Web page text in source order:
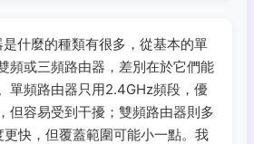
什麼的種類有很多，從基本的單
頻或三頻路由器，差別在於它們能
單頻路由器只用2.4GHz頻段，優
但容易受到干擾；雙頻路由器則多
快，但覆蓋範圍可能小一點。我